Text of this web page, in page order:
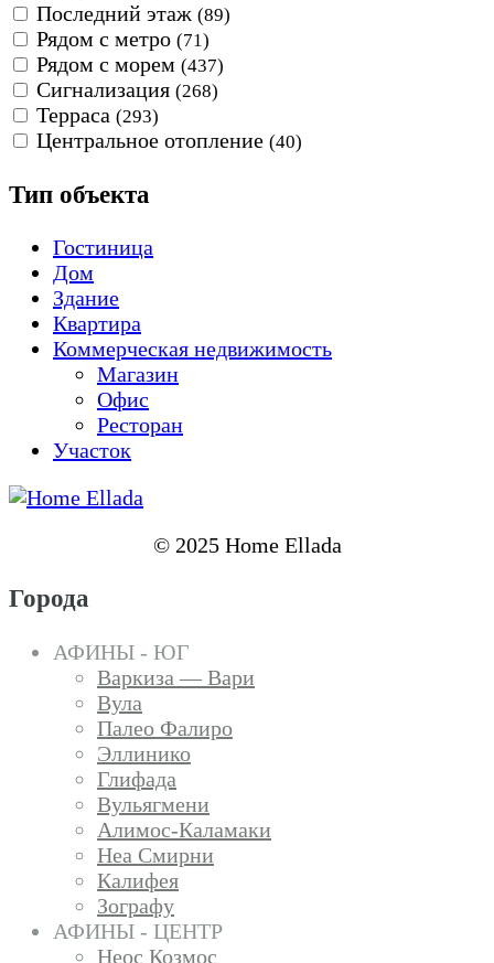
Последний этаж (89)
Рядом с метро (71)
Рядом с морем (437)
Сигнализация (268)
Терраса (293)
Центральное отопление (40)
Тип объекта
Гостиница
Дом
Здание
Квартира
Коммерческая недвижимость
Магазин
Офис
Ресторан
Участок
© 2025 Home Ellada
Города
АФИНЫ - ЮГ
Варкиза — Вари
Вула
Палео Фалиро
Эллинико
Глифада
Вульягмени
Алимос-Каламаки
Неа Смирни
Калифея
Зографу
АФИНЫ - ЦЕНТР
Неос Козмос